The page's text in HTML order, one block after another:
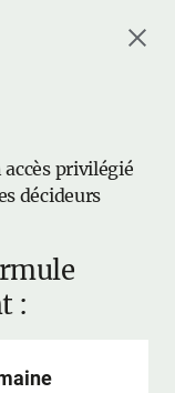
privilégié
décideurs
: